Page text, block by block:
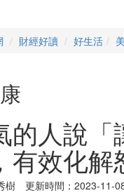
財經好讀 好生活
的人說
有效化解
樹 更新時間：2023-11-